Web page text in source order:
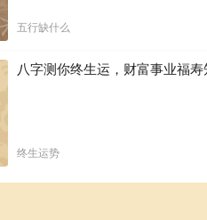
五行缺什么
八字测你终生运，财富事业福
终生运势